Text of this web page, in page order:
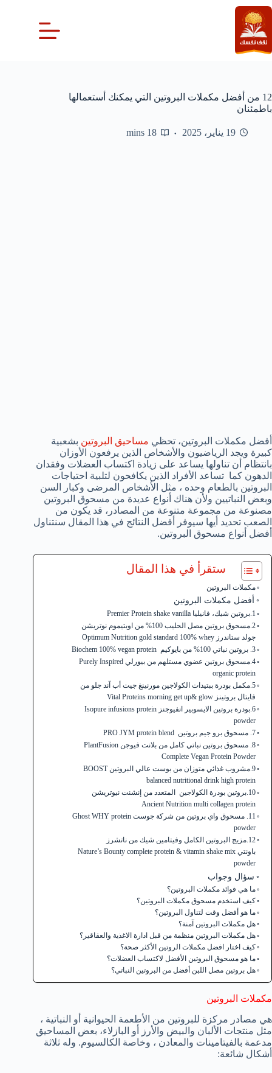
التجاوز
إلى
المحتوى
12 من أفضل مكملات البروتين التي يمكنك أستعمالها
باطمئنان
19 يناير، 2025 18 mins
أفضل مكملات البروتين، تحظي مساحيق البروتين بشعبية
كبيرة ويجد الرياضيون والأشخاص الذين يرفعون الأوزان
بانتظام أن تناولها يساعد على زيادة اكتساب العضلات وفقدان
الدهون كما تساعد الأفراد الذين يكافحون لتلبية احتياجات
البروتين بالطعام وحده ، مثل الأشخاص المرضى وكبار السن
وبعض النباتيين ولأن هناك أنواع عديدة من مسحوق البروتين
مصنوعة من مجموعة متنوعة من المصادر، قد يكون من
الصعب تحديد أيها سيوفر أفضل النتائج في هذا المقال سنتناول
أفضل أنواع مسحوق البروتين.
ستقرأ في هذا المقال
مكملات البروتين
أفضل مكملات البروتين
1.بروتين شيك، فانيليا Premier Protein shake vanilla
2.مسحوق بروتين مصل الحليب 100% من اوبتيموم نوتريشن
جولد ستاندرز Optimum Nutrition gold standard 100% whey
3. بروتين نباتي 100% من بايوكيم Biochem 100% vegan protein
4.مسحوق بروتين عضوي مستلهم من بيورلي Purely Inspired
organic protein
5.مكمل بودرة ببتيدات الكولاجين مورنينغ جيت أب آند جلو من
فايتال بروتينز Vital Proteins morning get up& glow
6.بودرة بروتين الايسوبير انفيوجنز Isopure infusions protein
powder
7. مسحوق برو جيم بروتين PRO JYM protein blend
8. مسحوق بروتين نباتي كامل من بلانت فيوجن PlantFusion
Complete Vegan Protein Powder
9.مشروب غذائي متوزان من بوست عالي البروتين BOOST
balanced nutritional drink high protein
10.بروتين بودرة الكولاجين المتعدد من إنشنت نيوتريشن
Ancient Nutrition multi collagen protein
11. مسحوق واي بروتين من شركة جوست Ghost WHY protein
powder
12.مزيج البروتين الكامل وفيتامين شيك من ناتشرز
باونتي Nature’s Bounty complete protein & vitamin shake mix
powder
سؤال وجواب
ما هي فوائد مكملات البروتين؟
كيف استخدم مسحوق مكملات البروتين؟
ما هو أفضل وقت لتناول البروتين؟
هل مكملات البروتين آمنة؟
هل مكملات البروتين منظمة من قبل ادارة الاغذية والعقاقير؟
كيف اختار افضل مكملات الروتين الأكثر صحة؟
ما هو مسحوق البروتين الأفضل لاكتساب العضلات؟
هل بروتين مصل اللبن أفضل من البروتين النباتي؟
مكملات البروتين
هي مصادر مركزة للبروتين من الأطعمة الحيوانية أو النباتية ،
مثل منتجات الألبان والبيض والأرز أو البازلاء، بعض المساحيق
مدعمة بالفيتامينات والمعادن ، وخاصة الكالسيوم. وله ثلاثة
أشكال شائعة: